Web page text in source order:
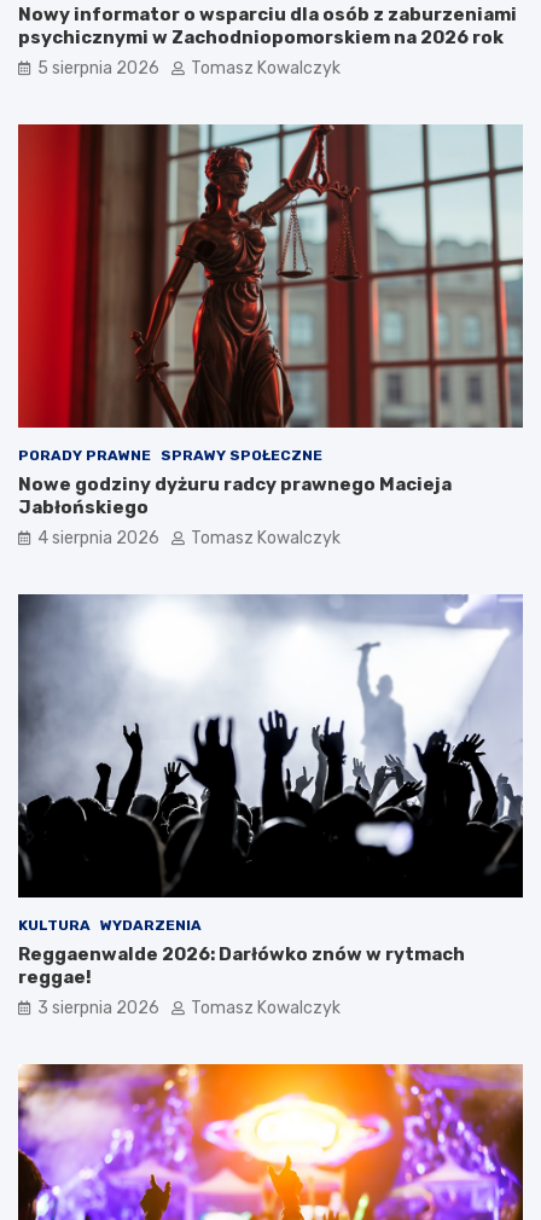
Nowy informator o wsparciu dla osób z zaburzeniami
psychicznymi w Zachodniopomorskiem na 2026 rok
5 sierpnia 2026 Tomasz Kowalczyk
PORADY PRAWNE SPRAWY SPOŁECZNE
Nowe godziny dyżuru radcy prawnego Macieja
Jabłońskiego
4 sierpnia 2026 Tomasz Kowalczyk
KULTURA WYDARZENIA
Reggaenwalde 2026: Darłówko znów w rytmach
reggae!
3 sierpnia 2026 Tomasz Kowalczyk